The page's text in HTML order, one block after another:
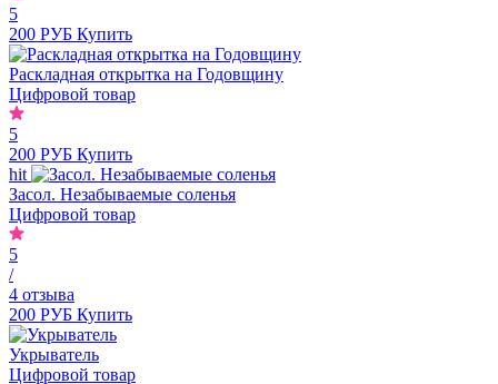
5
200 РУБ Купить
Раскладная открытка на Годовщину
Цифровой товар
5
200 РУБ Купить
hit
Засол. Незабываемые соленья
Цифровой товар
5
/
4 отзыва
200 РУБ Купить
Укрыватель
Цифровой товар